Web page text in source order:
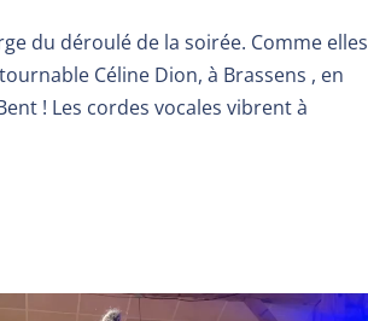
du déroulé de la soirée. Comme elles
Céline Dion, à Brassens , en
! Les cordes vocales vibrent à